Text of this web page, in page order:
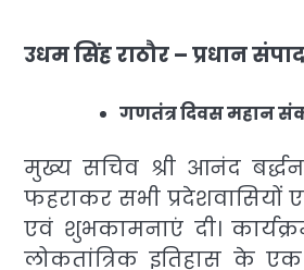
उधम सिंह राठौर – प्रधान
गणतंत्र दिवस महान
मुख्य सचिव श्री आनंद
फहराकर सभी प्रदेशवासियों
एवं शुभकामनाएं दी।
लोकतांत्रिक इतिहास के